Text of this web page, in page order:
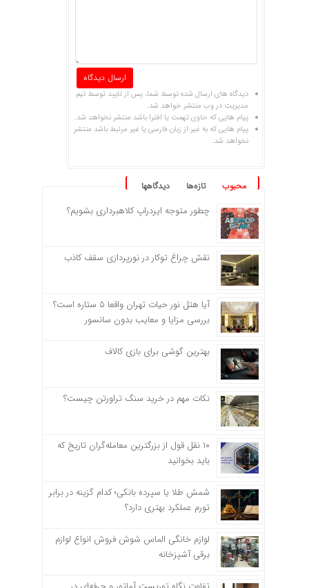
دیدگاه های ارسال شده توسط شما، پس از تایید توسط تیم
مدیریت در وب منتشر خواهد شد.
پیام هایی که حاوی تهمت یا افترا باشد منتشر نخواهد شد.
پیام هایی که به غیر از زبان فارسی یا غیر مرتبط باشد منتشر
نخواهد شد.
محبوب تازه‌ها دیدگاهها
چطور متوجه ایردراپ کلاهبرداری بشویم؟
نقش چراغ توکار در نورپردازی سقف کاذب
آیا هتل نور حیات تهران واقعا ۵ ستاره است؟
بررسی مزایا و معایب بدون سانسور
بهترین گوشی برای بازی کالاف
نکات مهم در خرید سنگ تراورتن چیست؟
۱۰ نقل قول از بزرگترین معامله‌گران تاریخ که
باید بخوانید
شمش طلا یا سپرده بانکی؛ کدام گزینه در برابر
تورم عملکرد بهتری دارد؟
لوازم خانگی الماس شوش فروش انواع لوازم
برقی آشپزخانه